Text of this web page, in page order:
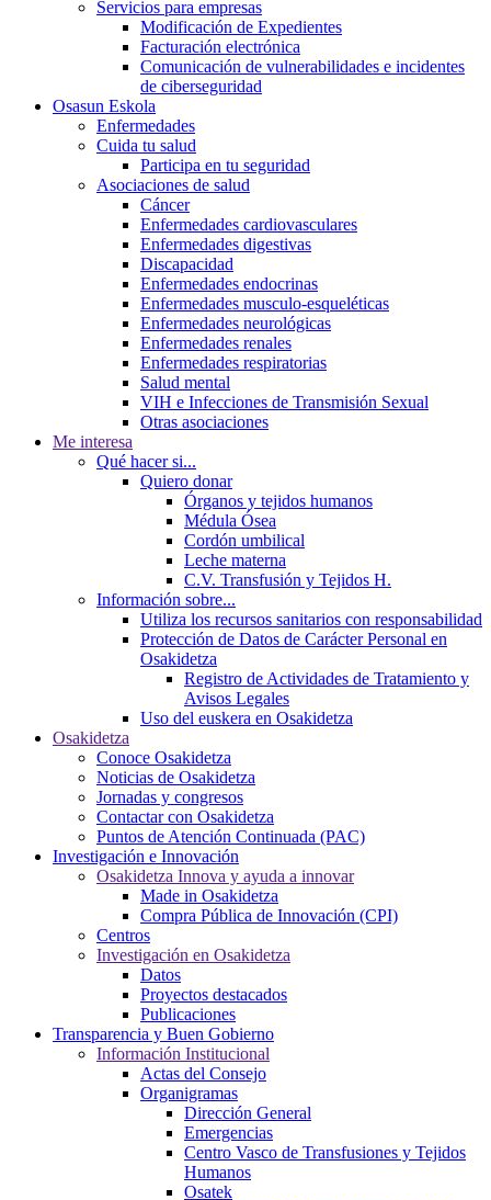
Servicios para empresas
Modificación de Expedientes
Facturación electrónica
Comunicación de vulnerabilidades e incidentes
de ciberseguridad
Osasun Eskola
Enfermedades
Cuida tu salud
Participa en tu seguridad
Asociaciones de salud
Cáncer
Enfermedades cardiovasculares
Enfermedades digestivas
Discapacidad
Enfermedades endocrinas
Enfermedades musculo-esqueléticas
Enfermedades neurológicas
Enfermedades renales
Enfermedades respiratorias
Salud mental
VIH e Infecciones de Transmisión Sexual
Otras asociaciones
Me interesa
Qué hacer si...
Quiero donar
Órganos y tejidos humanos
Médula Ósea
Cordón umbilical
Leche materna
C.V. Transfusión y Tejidos H.
Información sobre...
Utiliza los recursos sanitarios con responsabilidad
Protección de Datos de Carácter Personal en
Osakidetza
Registro de Actividades de Tratamiento y
Avisos Legales
Uso del euskera en Osakidetza
Osakidetza
Conoce Osakidetza
Noticias de Osakidetza
Jornadas y congresos
Contactar con Osakidetza
Puntos de Atención Continuada (PAC)
Investigación e Innovación
Osakidetza Innova y ayuda a innovar
Made in Osakidetza
Compra Pública de Innovación (CPI)
Centros
Investigación en Osakidetza
Datos
Proyectos destacados
Publicaciones
Transparencia y Buen Gobierno
Información Institucional
Actas del Consejo
Organigramas
Dirección General
Emergencias
Centro Vasco de Transfusiones y Tejidos
Humanos
Osatek